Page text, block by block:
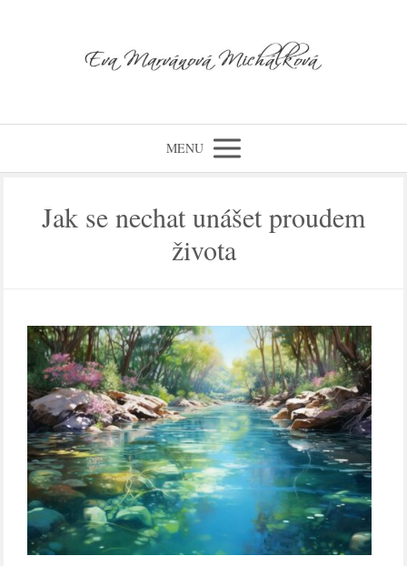
MENU
Jak se nechat unášet proudem
života